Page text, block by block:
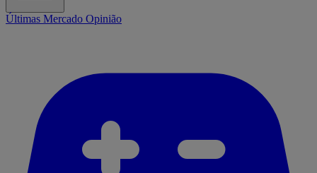
Últimas Mercado Opinião